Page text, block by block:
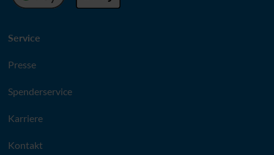
Service
Presse
Spenderservice
Karriere
Kontakt